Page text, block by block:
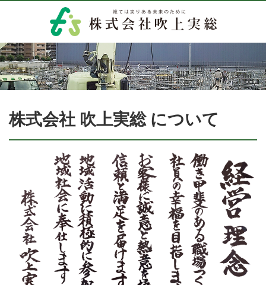
株式会社 吹上実総 について